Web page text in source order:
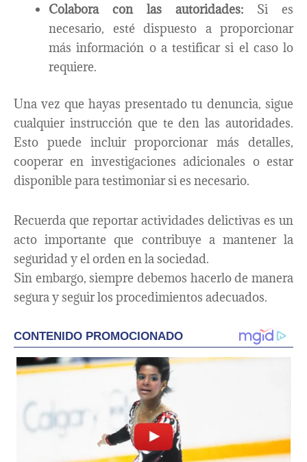
Colabora con las autoridades: Si es
necesario, esté dispuesto a proporcionar
más información o a testificar si el caso lo
requiere.
Una vez que hayas presentado tu denuncia, sigue
cualquier instrucción que te den las autoridades.
Esto puede incluir proporcionar más detalles,
cooperar en investigaciones adicionales o estar
disponible para testimoniar si es necesario.
Recuerda que reportar actividades delictivas es un
acto importante que contribuye a mantener la
seguridad y el orden en la sociedad.
Sin embargo, siempre debemos hacerlo de manera
segura y seguir los procedimientos adecuados.